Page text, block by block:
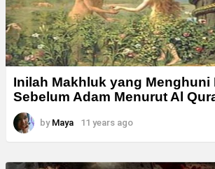
Inilah Makhluk yang Menghuni
Sebelum Adam Menurut Al
by Maya 11 years ago